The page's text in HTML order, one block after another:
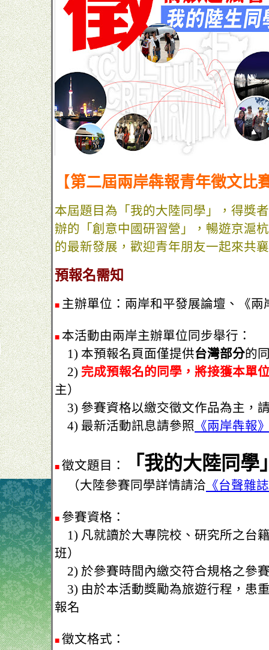
【第二屆兩岸犇報青年徵文比
本屆題目為「我的大陸同學」，得獎
辦的「創意中國研習營」，暢遊京滬
的最新發展，歡迎青年朋友一起來共
預報名需知
■ 主辦單位：兩岸和平發展論壇、《
■ 本活動由兩岸主辦單位同步舉行：
1) 本預報名頁面僅提供台灣部分的
2) 完成預報名的同學，將接獲本單
主）
3) 參賽資格以繳交徵文作品為主，
4) 最新活動訊息請參照 《兩岸犇報
■ 徵文題目： 「我的大陸同學
（大陸參賽同學詳情請洽 《台聲雜
■ 參賽資格：
1) 凡就讀於大專院校、研究所之台
班）
2) 於參賽時間內繳交符合規格之參
3) 由於本活動獎勵為旅遊行程，患
報名
■ 徵文格式：